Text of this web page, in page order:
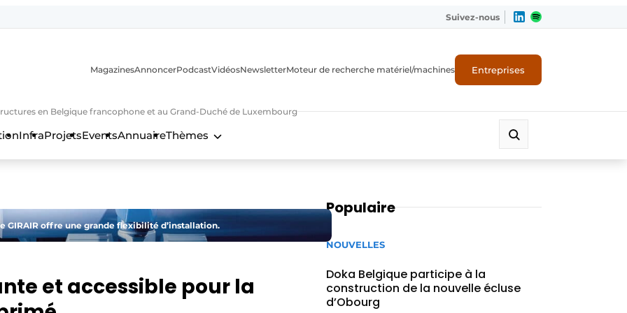
Suivez-nous
en Belgique francophone et au Grand-Duché de Luxembourg
MagazinesAnnoncerPodcastVidéosNewsletterMoteur de recherche matériel/machines Entreprises
InfraProjetsEventsAnnuaireThèmes
GIRAIR offre une grande flexibilité d’installation.
et accessible pour la
Populaire
NOUVELLES
Doka Belgique participe à la
construction de la nouvelle écluse
d’Obourg